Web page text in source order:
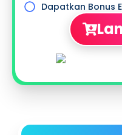
Dapatkan Bonus